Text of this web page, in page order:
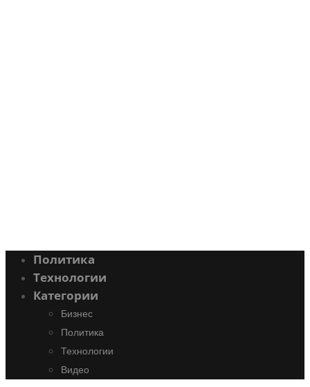
Политика
Технологии
Категории
Бизнес
Политика
Технологии
Видео